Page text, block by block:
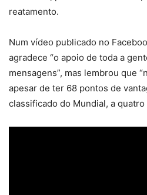
reatamento.
Num vídeo publicado no
agradece “o apoio de toda a
mensagens”, mas lembrou que
apesar de ter 68 pontos de
classificado do Mundial, a